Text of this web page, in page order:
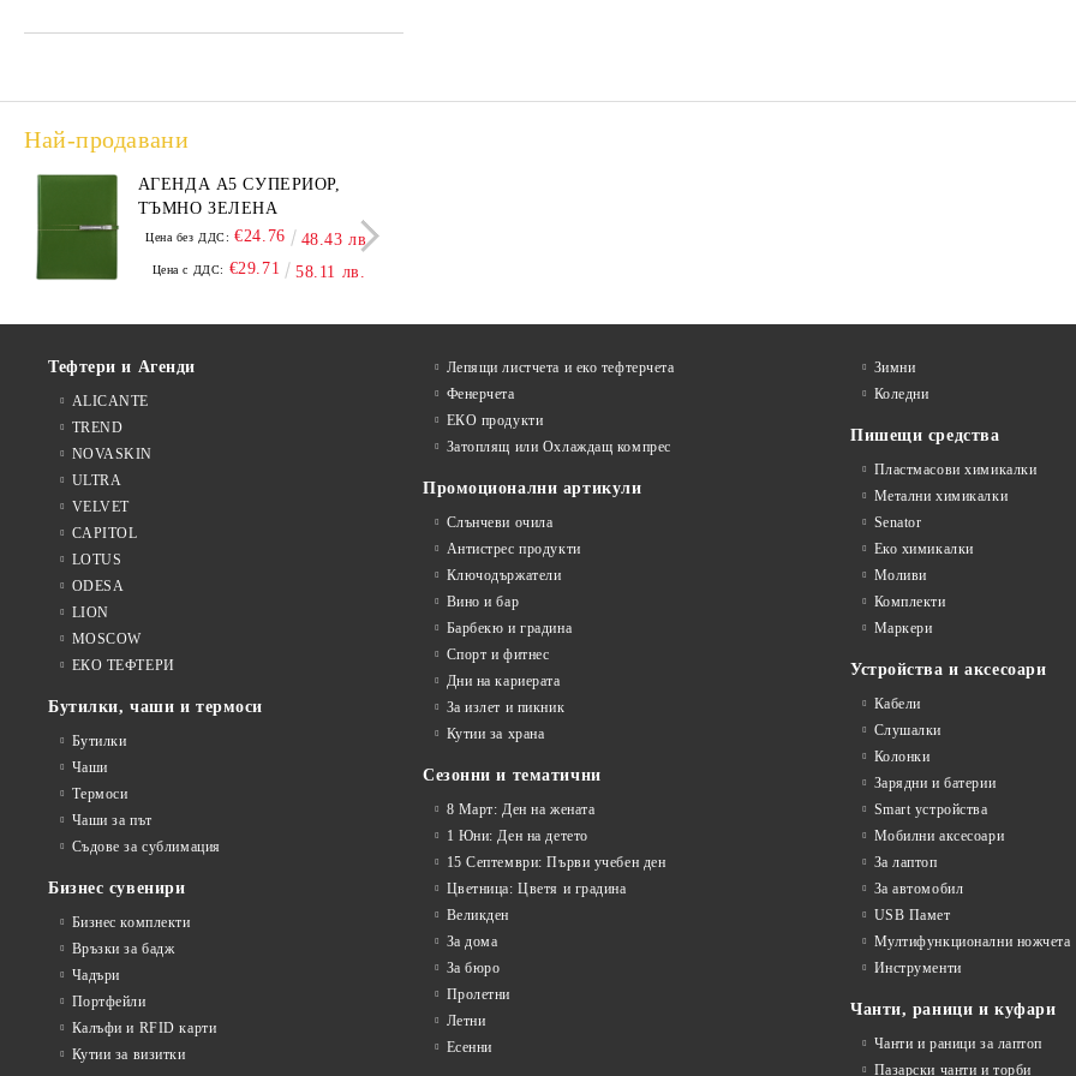
Най-продавани
АГЕНДА А5 СУПЕРИОР,
ТЪМНО ЗЕЛЕНА
Цена без ДДС: €24.76 48.43 лв.
Цена с ДДС: €29.71 58.11 лв.
Тефтери и Агенди
ALICANTE
TREND
NOVASKIN
ULTRA
VELVET
CAPITOL
LOTUS
ODESA
LION
MOSCOW
ЕКО ТЕФТЕРИ
Бутилки, чаши и термоси
Бутилки
Чаши
Термоси
Чаши за път
Съдове за сублимация
Бизнес сувенири
Бизнес комплекти
Връзки за бадж
Чадъри
Портфейли
Калъфи и RFID карти
Кутии за визитки
Лепящи листчета и еко тефтeрчета
Фенерчета
ЕКО продукти
Затоплящ или Охлаждащ компрес
Промоционални артикули
Слънчеви очила
Антистрес продукти
Ключодържатели
Вино и бар
Барбекю и градина
Спорт и фитнес
Дни на кариерата
За излет и пикник
Кутии за храна
Сезонни и тематични
8 Март: Ден на жената
1 Юни: Ден на детето
15 Септември: Първи учебен ден
Цветница: Цветя и градина
Великден
За дома
За бюро
Пролетни
Летни
Есенни
Зимни
Коледни
Пишещи средства
Пластмасови химикалки
Метални химикалки
Senator
Еко химикалки
Моливи
Комплекти
Маркери
Устройства и аксесоари
Кабели
Слушалки
Колонки
Зарядни и батерии
Smart устройства
Мобилни аксесоари
За лаптоп
За автомобил
USB Памет
Мултифункционални ножчета
Инструменти
Чанти, раници и куфари
Чанти и раници за лаптоп
Пазарски чанти и торби